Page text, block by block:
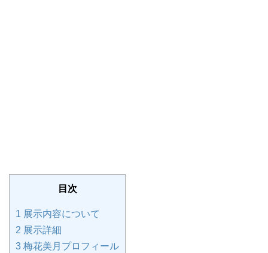
目次
1 展示内容について
2 展示詳細
3 梅花美月プロフィール